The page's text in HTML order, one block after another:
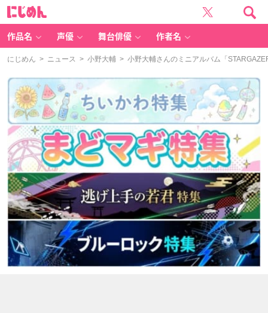
作品名 声優 舞台俳優 作者名
にじめん > ニュース > 小野大輔 > 小野大輔さんのミニアルバム「